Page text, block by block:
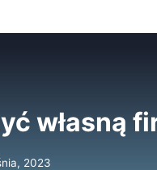
własną
2023